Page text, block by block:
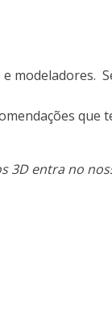
modeladores.
entra no